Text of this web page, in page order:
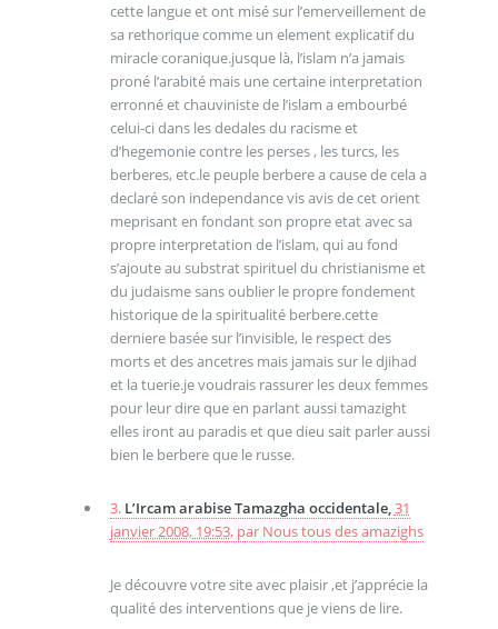
cette langue et ont misé sur l’emerveillement de
sa rethorique comme un element explicatif du
miracle coranique.jusque là, l’islam n’a jamais
proné l’arabité mais une certaine interpretation
erronné et chauviniste de l’islam a embourbé
celui-ci dans les dedales du racisme et
d’hegemonie contre les perses , les turcs, les
berberes, etc.le peuple berbere a cause de cela a
declaré son independance vis avis de cet orient
meprisant en fondant son propre etat avec sa
propre interpretation de l’islam, qui au fond
s’ajoute au substrat spirituel du christianisme et
du judaisme sans oublier le propre fondement
historique de la spiritualité berbere.cette
derniere basée sur l’invisible, le respect des
morts et des ancetres mais jamais sur le djihad
et la tuerie.je voudrais rassurer les deux femmes
pour leur dire que en parlant aussi tamazight
elles iront au paradis et que dieu sait parler aussi
bien le berbere que le russe.
3. L’Ircam arabise Tamazgha occidentale,31
janvier 2008, 19:53, par Nous tous des amazighs
Je découvre votre site avec plaisir ,et j’apprécie la
qualité des interventions que je viens de lire.